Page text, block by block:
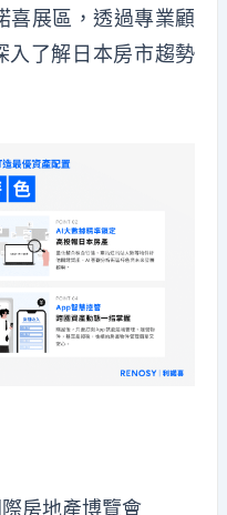
喜展區，透過專業顧
入了解日本房市趨勢
房地產博覽會